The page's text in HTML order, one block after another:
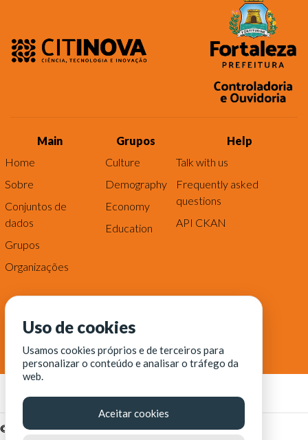
Main
Home
Sobre
Conjuntos de
dados
Grupos
Organizações
Grupos
Culture
Demography
Economy
Education
Help
Talk with us
Frequently asked
questions
API CKAN
© Fortaleza Digital || CITINOVA - Fundação de Ciência,
Uso de cookies
Usamos cookies próprios e de terceiros para
personalizar o conteúdo e analisar o tráfego da
web.
Aceitar cookies